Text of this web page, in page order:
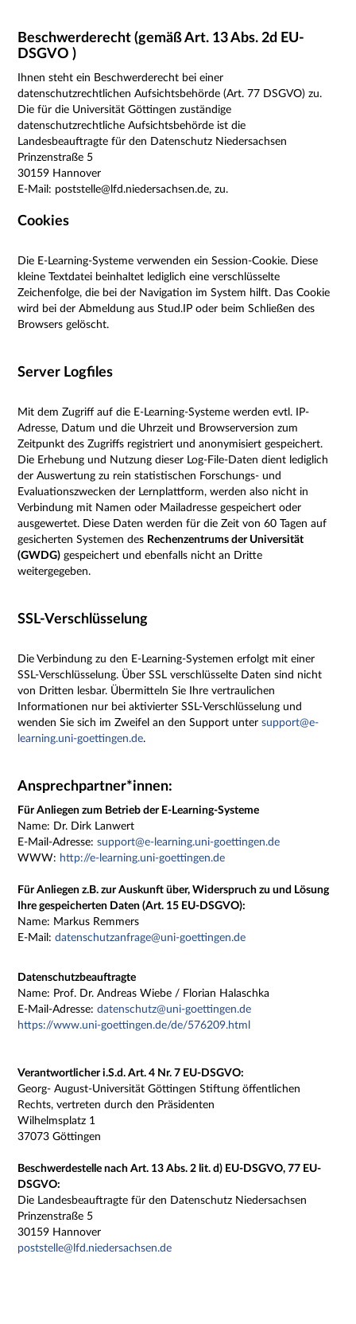
Beschwerderecht (gemäß Art. 13 Abs. 2d EU-
DSGVO )
Ihnen steht ein Beschwerderecht bei einer
datenschutzrechtlichen Aufsichtsbehörde (Art. 77 DSGVO) zu.
Die für die Universität Göttingen zuständige
datenschutzrechtliche Aufsichtsbehörde ist die
Landesbeauftragte für den Datenschutz Niedersachsen
Prinzenstraße 5
30159 Hannover
E-Mail: poststelle@lfd.niedersachsen.de, zu.
Cookies
Die E-Learning-Systeme verwenden ein Session-Cookie. Diese
kleine Textdatei beinhaltet lediglich eine verschlüsselte
Zeichenfolge, die bei der Navigation im System hilft. Das Cookie
wird bei der Abmeldung aus Stud.IP oder beim Schließen des
Browsers gelöscht.
Server Logfiles
Mit dem Zugriff auf die E-Learning-Systeme werden evtl. IP-
Adresse, Datum und die Uhrzeit und Browserversion zum
Zeitpunkt des Zugriffs registriert und anonymisiert gespeichert.
Die Erhebung und Nutzung dieser Log-File-Daten dient lediglich
der Auswertung zu rein statistischen Forschungs- und
Evaluationszwecken der Lernplattform, werden also nicht in
Verbindung mit Namen oder Mailadresse gespeichert oder
ausgewertet. Diese Daten werden für die Zeit von 60 Tagen auf
gesicherten Systemen des Rechenzentrums der Universität
(GWDG) gespeichert und ebenfalls nicht an Dritte
weitergegeben.
SSL-Verschlüsselung
Die Verbindung zu den E-Learning-Systemen erfolgt mit einer
SSL-Verschlüsselung. Über SSL verschlüsselte Daten sind nicht
von Dritten lesbar. Übermitteln Sie Ihre vertraulichen
Informationen nur bei aktivierter SSL-Verschlüsselung und
wenden Sie sich im Zweifel an den Support untersupport@e-
learning.uni-goettingen.de.
Ansprechpartner*innen:
Für Anliegen zum Betrieb der E-Learning-Systeme
Name: Dr. Dirk Lanwert
E-Mail-Adresse:support@e-learning.uni-goettingen.de
WWW: http://e-learning.uni-goettingen.de
Für Anliegen z.B. zur Auskunft über, Widerspruch zu und Lösung
Ihre gespeicherten Daten (Art. 15 EU-DSGVO):
Name: Markus Remmers
E-Mail:datenschutzanfrage@uni-goettingen.de
Datenschutzbeauftragte
Name: Prof. Dr. Andreas Wiebe / Florian Halaschka
E-Mail-Adresse:datenschutz@uni-goettingen.de
https://www.uni-goettingen.de/de/576209.html
Verantwortlicher i.S.d. Art. 4 Nr. 7 EU-DSGVO:
Georg- August-Universität Göttingen Stiftung öffentlichen
Rechts, vertreten durch den Präsidenten
Wilhelmsplatz 1
37073 Göttingen
Beschwerdestelle nach Art. 13 Abs. 2 lit. d) EU-DSGVO, 77 EU-
DSGVO:
Die Landesbeauftragte für den Datenschutz Niedersachsen
Prinzenstraße 5
30159 Hannover
poststelle@lfd.niedersachsen.de